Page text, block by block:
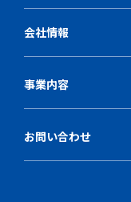
会社情報
事業内容
お問い合わせ